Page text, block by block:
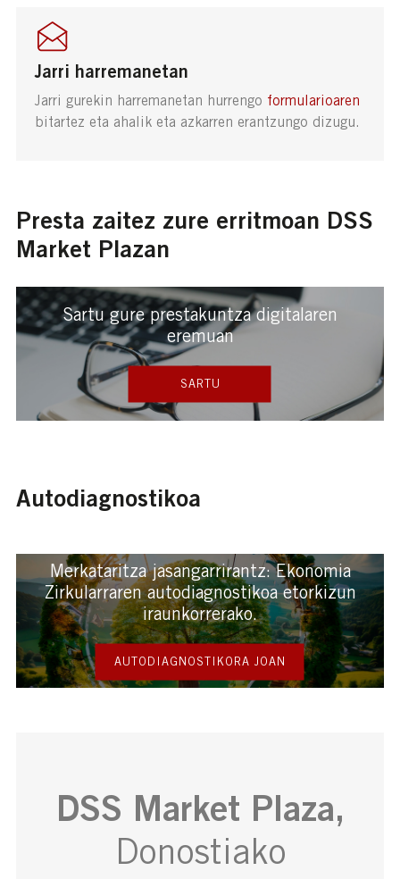
Jarri harremanetan
Jarri gurekin harremanetan hurrengo formularioaren
bitartez eta ahalik eta azkarren erantzungo dizugu.
Presta zaitez zure erritmoan DSS
Market Plazan
Sartu gure prestakuntza digitalaren
eremuan
SARTU
Autodiagnostikoa
Merkataritza jasangarrirantz: Ekonomia
Zirkularraren autodiagnostikoa etorkizun
iraunkorrerako.
AUTODIAGNOSTIKORA JOAN
DSS Market Plaza,
Donostiako